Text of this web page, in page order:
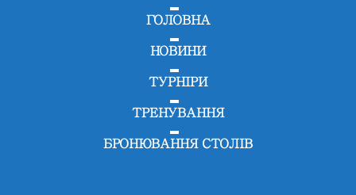
ГОЛОВНА
НОВИНИ
ТУРНІРИ
ТРЕНУВАННЯ
БРОНЮВАННЯ СТОЛІВ